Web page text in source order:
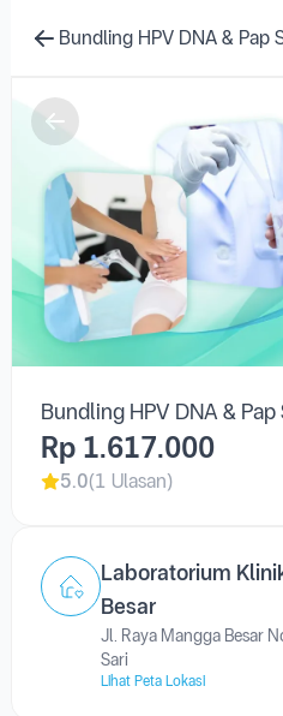
Bundling HPV DNA & Pap
Rp 1.617.000
5.0(1 Ulasan)
Laboratorium
Sari
Lihat Peta Lokasi
Informasi Umum